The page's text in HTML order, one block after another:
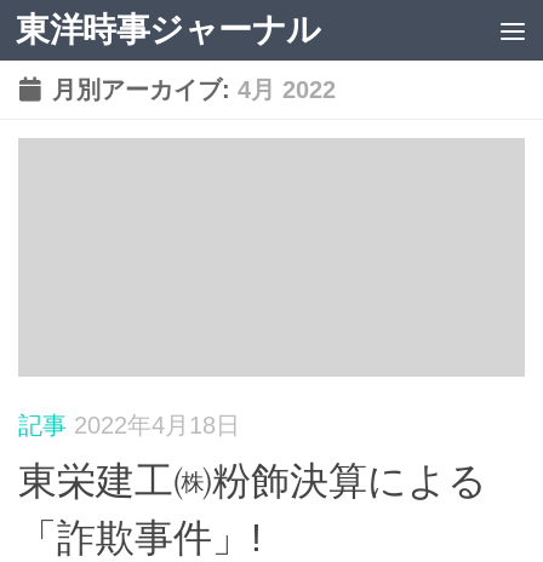
コンテンツへスキップ
東洋時事ジャーナル
月別アーカイブ:4月 2022
記事 2022年4月18日
東栄建工㈱粉飾決算による
「詐欺事件」!